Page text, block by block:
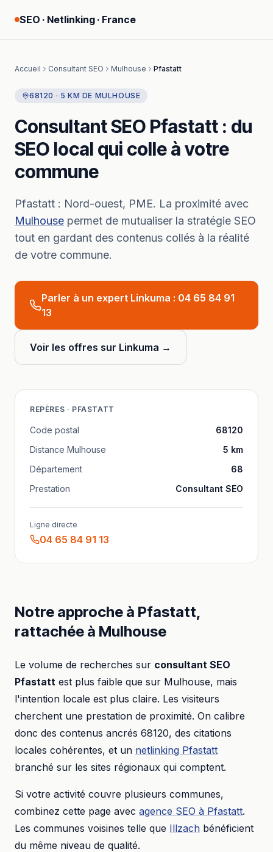
SEO · Netlinking · France
Accueil Consultant SEO Mulhouse Pfastatt
68120 · 5 KM DE MULHOUSE
Consultant SEO Pfastatt : du
SEO local qui colle à votre
commune
Pfastatt : Nord-ouest, PME. La proximité avec
Mulhouse permet de mutualiser la stratégie SEO
tout en gardant des contenus collés à la réalité
de votre commune.
Parler à un expert Linkuma : 04 65 84 91
13
Voir les offres sur Linkuma →
REPÈRES · PFASTATT
Code postal
68120
Distance Mulhouse 5 km
Département
68
Prestation
Consultant SEO
Ligne directe
04 65 84 91 13
Notre approche à Pfastatt,
rattachée à Mulhouse
Le volume de recherches sur consultant SEO
Pfastatt est plus faible que sur Mulhouse, mais
l'intention locale est plus claire. Les visiteurs
cherchent une prestation de proximité. On calibre
donc des contenus ancrés 68120, des citations
locales cohérentes, et un netlinking Pfastatt
branché sur les sites régionaux qui comptent.
Si votre activité couvre plusieurs communes,
combinez cette page avec agence SEO à Pfastatt.
Les communes voisines telle que Illzach bénéficient
du même niveau de qualité.